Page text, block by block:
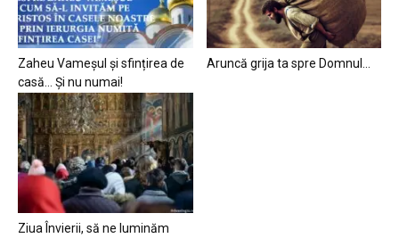
Zaheu Vameșul și sfințirea de
casă… Și nu numai!
Aruncă grija ta spre Domnul…
Ziua Învierii, să ne luminăm